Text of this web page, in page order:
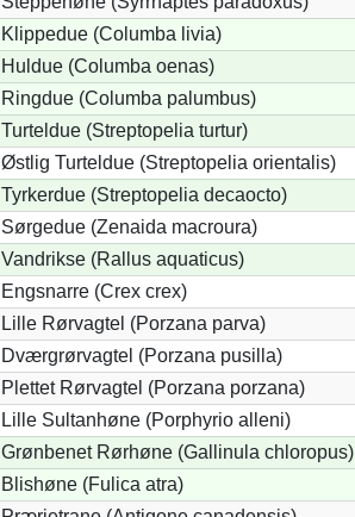
Klippedue (Columba livia)
Huldue (Columba oenas)
Ringdue (Columba palumbus)
Turteldue (Streptopelia turtur)
Østlig Turteldue (Streptopelia orientalis)
Tyrkerdue (Streptopelia decaocto)
Sørgedue (Zenaida macroura)
Vandrikse (Rallus aquaticus)
Engsnarre (Crex crex)
Lille Rørvagtel (Porzana parva)
Dværgrørvagtel (Porzana pusilla)
Plettet Rørvagtel (Porzana porzana)
Lille Sultanhøne (Porphyrio alleni)
Grønbenet Rørhøne (Gallinula chloropus)
Blishøne (Fulica atra)